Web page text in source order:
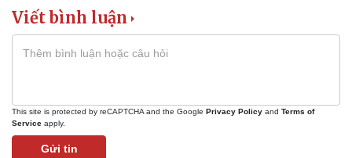
Viết bình luận
This site is protected by reCAPTCHA and the Google Privacy Policy and Terms of
Service apply.
Gửi tin